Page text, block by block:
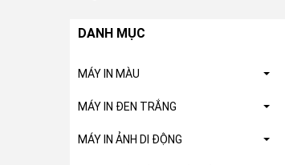
DANH MỤC
MÁY IN MÀU
MÁY IN ĐEN TRẮNG
MÁY IN ẢNH DI ĐỘNG